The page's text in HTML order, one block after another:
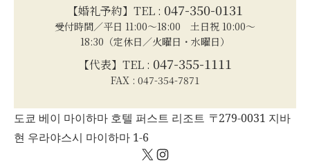
【婚礼予約】TEL : 047-350-0131
受付時間／平日 11:00～18:00 土日祝 10:00～
18:30（定休日／火曜日・水曜日）
【代表】TEL : 047-355-1111
FAX : 047-354-7871
도쿄 베이 마이하마 호텔 퍼스트 리조트 〒279-0031 지바
현 우라야스시 마이하마 1-6
X Instagram